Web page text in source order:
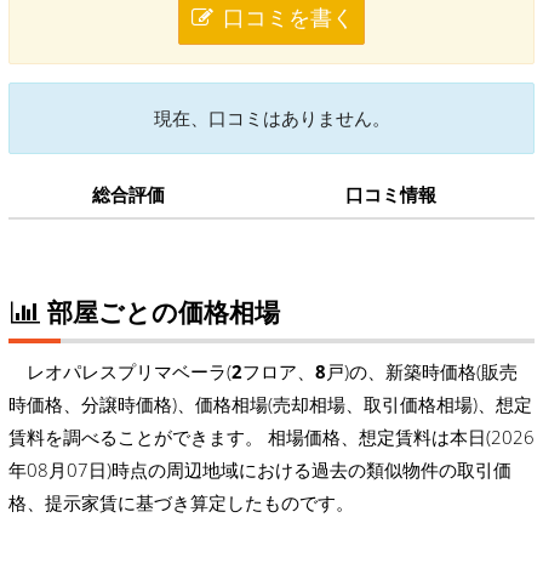
口コミを書く
現在、口コミはありません。
総合評価 口コミ情報
部屋ごとの価格相場
レオパレスプリマベーラ(2フロア、 8戸)の、新築時価格(販売
時価格、分譲時価格)、価格相場(売却相場、取引価格相場)、想定
賃料を調べることができます。 相場価格、想定賃料は本日(2026
年08月07日)時点の周辺地域における過去の類似物件の取引価
格、提示家賃に基づき算定したものです。